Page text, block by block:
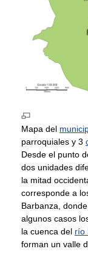
Mapa del
parroquiales y 3
Desde el punto
dos unidades
la mitad
corresponde a
Barbanza,
algunos casos
la cuenca del río
forman un valle